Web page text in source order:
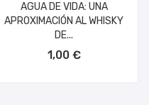
AGUA DE VIDA: UNA
APROXIMACIÓN AL WHISKY
DE...
1,00 €